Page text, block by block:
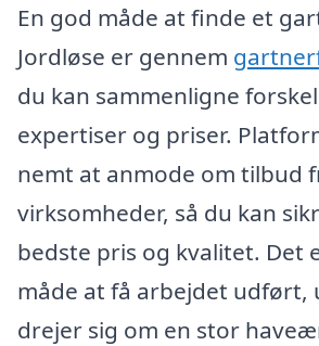
En god måde at finde et
Jordløse er gennem
du kan sammenligne
expertiser og priser.
nemt at anmode om tilbud
virksomheder, så du kan
bedste pris og kvalitet. Det
måde at få arbejdet udført,
drejer sig om en stor